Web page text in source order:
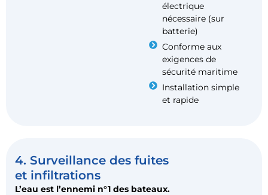
électrique
nécessaire (sur
batterie)
Conforme aux
exigences de
sécurité maritime
Installation simple
et rapide
4. Surveillance des fuites
et infiltrations
L’eau est l’ennemi n°1 des bateaux.